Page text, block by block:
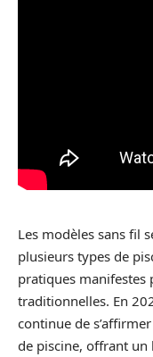
Les modèles sans fil
plusieurs types de
pratiques manifestes
traditionnelles. En
continue de
de piscine, offrant